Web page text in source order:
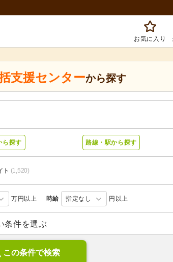
お気に入り
支援センターから探す
ら探す 路線・駅から探す
ト (1,520)
万円以上 時給 指定なし 円以上
(108)
リ(55) 定期巡回・随時対応型(20)
(98)
条件を選ぶ
この条件で検索